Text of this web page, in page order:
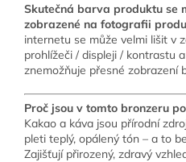
Skutečná barva produktu se
zobrazené na fotografii
internetu se může velmi lišit v
prohlížeči / displeji / kontrastu
znemožňuje přesné zobrazení
Proč jsou v tomto bronzeru
Kakao a káva jsou přírodní
pleti teplý, opálený tón – a to
Zajišťují přirozený, zdravý